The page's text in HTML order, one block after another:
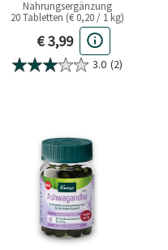
Nahrungsergänzung
20 Tabletten (€ 0,20 / 1 kg)
Aktueller Preis
€ 3,99
3.0 (2)